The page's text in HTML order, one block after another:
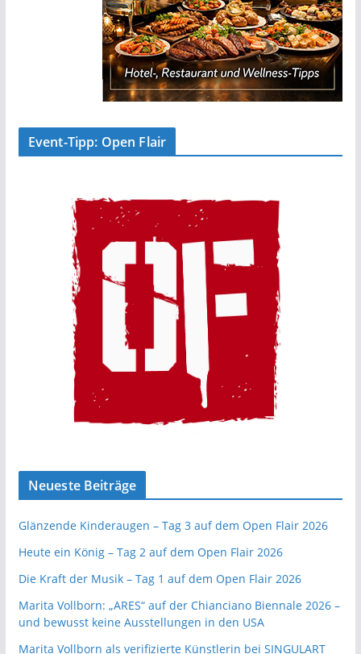
Event-Tipp: Open Flair
Neueste Beiträge
Glänzende Kinderaugen – Tag 3 auf dem Open Flair 2026
Heute ein König – Tag 2 auf dem Open Flair 2026
Die Kraft der Musik – Tag 1 auf dem Open Flair 2026
Marita Vollborn: „ARES“ auf der Chianciano Biennale 2026 –
und bewusst keine Ausstellungen in den USA
Marita Vollborn als verifizierte Künstlerin bei SINGULART